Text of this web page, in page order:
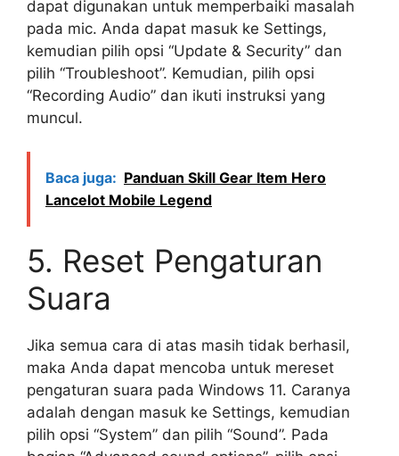
dapat digunakan untuk memperbaiki masalah
pada mic. Anda dapat masuk ke Settings,
kemudian pilih opsi “Update & Security” dan
pilih “Troubleshoot”. Kemudian, pilih opsi
“Recording Audio” dan ikuti instruksi yang
muncul.
Baca juga: Panduan Skill Gear Item Hero
Lancelot Mobile Legend
5. Reset Pengaturan
Suara
Jika semua cara di atas masih tidak berhasil,
maka Anda dapat mencoba untuk mereset
pengaturan suara pada Windows 11. Caranya
adalah dengan masuk ke Settings, kemudian
pilih opsi “System” dan pilih “Sound”. Pada